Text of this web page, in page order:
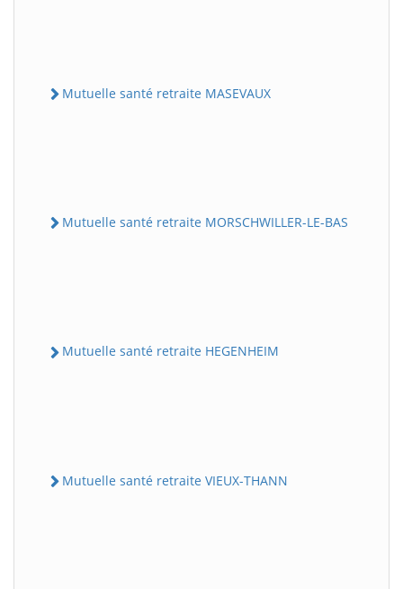
Mutuelle santé retraite MASEVAUX
Mutuelle santé retraite MORSCHWILLER-LE-BAS
Mutuelle santé retraite HEGENHEIM
Mutuelle santé retraite VIEUX-THANN